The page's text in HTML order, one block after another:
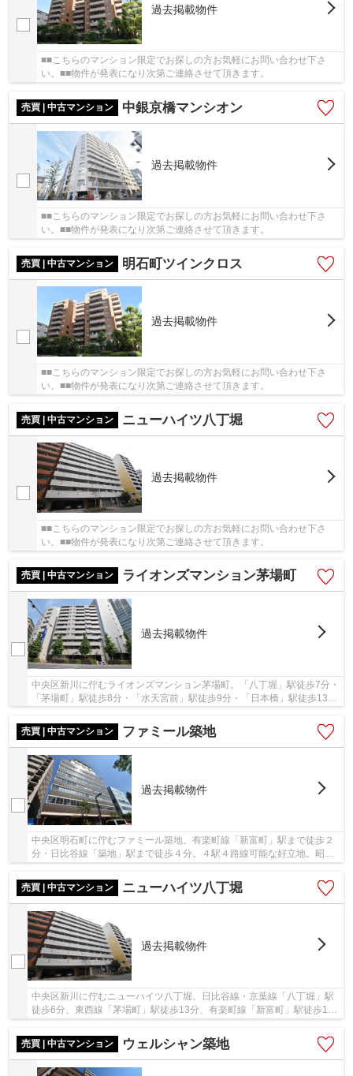
過去掲載物件
■■こちらのマンション限定でお探しの方お気軽にお問い合わせ下さ
い。■■物件が発表になり次第ご連絡させて頂きます。
売買 | 中古マンション 中銀京橋マンシオン
過去掲載物件
■■こちらのマンション限定でお探しの方お気軽にお問い合わせ下さ
い。■■物件が発表になり次第ご連絡させて頂きます。
売買 | 中古マンション 明石町ツインクロス
過去掲載物件
■■こちらのマンション限定でお探しの方お気軽にお問い合わせ下さ
い。■■物件が発表になり次第ご連絡させて頂きます。
売買 | 中古マンション ニューハイツ八丁堀
過去掲載物件
■■こちらのマンション限定でお探しの方お気軽にお問い合わせ下さ
い。■■物件が発表になり次第ご連絡させて頂きます。
売買 | 中古マンション ライオンズマンション茅場町
過去掲載物件
中央区新川に佇むライオンズマンション茅場町。「八丁堀」駅徒歩7分・
「茅場町」駅徒歩8分・「水天宮前」駅徒歩9分・「日本橋」駅徒歩13
売買 | 中古マンション
ファミール築地
過去掲載物件
中央区明石町に佇むファミール築地。有楽町線「新富町」駅まで徒歩２
分・日比谷線「築地」駅まで徒歩４分。４駅４路線可能な好立地。昭和
売買 | 中古マンション
ニューハイツ八丁堀
過去掲載物件
中央区新川に佇むニューハイツ八丁堀。日比谷線・京葉線「八丁堀」駅
徒歩6分、東西線「茅場町」駅徒歩13分、有楽町線「新富町」駅徒歩14
売買 | 中古マンション
ウェルシャン築地